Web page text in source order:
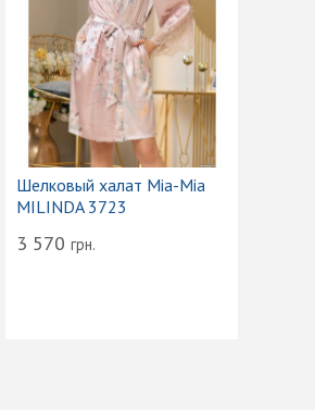
Шелковый халат Mia-Mia
MILINDA 3723
3 570 грн.